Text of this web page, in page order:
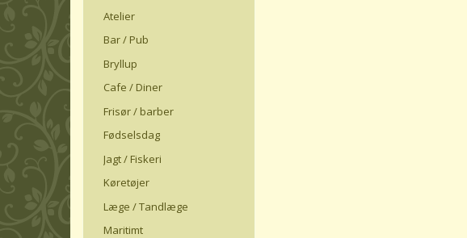
Atelier
Bar / Pub
Bryllup
Cafe / Diner
Frisør / barber
Fødselsdag
Jagt / Fiskeri
Køretøjer
Læge / Tandlæge
Maritimt